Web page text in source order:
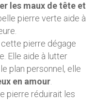
les maux de tête et
pierre verte aide à
cette pierre dégage
Elle aide à lutter
plan personnel, elle
en amour.
pierre réduirait les